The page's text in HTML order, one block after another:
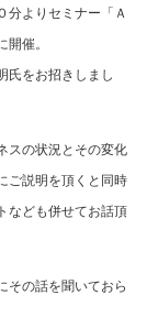
分よりセミナー「Ａ
催。
氏をお招きしまし
スの状況とその変化
ご説明を頂くと同時
なども併せてお話頂
その話を聞いておら